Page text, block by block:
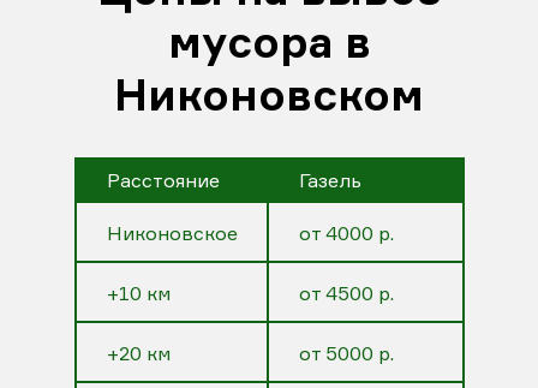
мусора в
Никоновском
Расстояние
Никоновское
+10 км
+20 км
Газель
от 4000 р.
от 4500 р.
от 5000 р.